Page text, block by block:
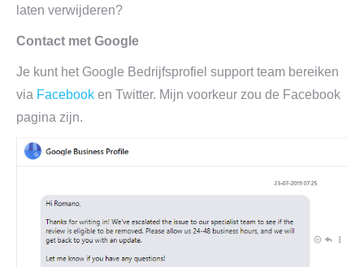
laten verwijderen?
Contact met Google
Je kunt het Google Bedrijfsprofiel support team bereiken
via Facebook en Twitter. Mijn voorkeur zou de Facebook
pagina zijn.